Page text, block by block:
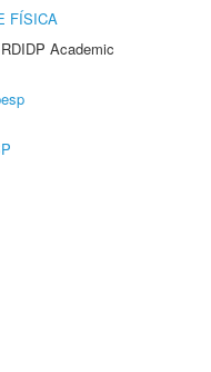
FÍSICA
Academic